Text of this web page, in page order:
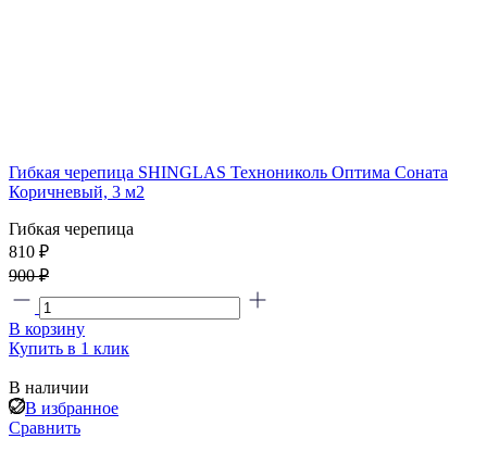
Гибкая черепица SHINGLAS Технониколь Оптима Соната
Коричневый, 3 м2
Гибкая черепица
810 ₽
900 ₽
В корзину
Купить в 1 клик
В наличии
В избранное
Сравнить